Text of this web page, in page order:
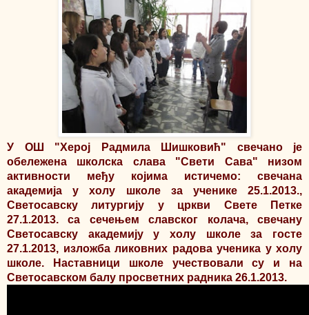
У ОШ "Херој Радмила Шишковић" свечано је
обележена школска слава "Свети Сава" низом
активности међу којима истичемо: свечана
академија у холу школе за ученике 25.1.2013.,
Светосавску литургију у цркви Свете Петке
27.1.2013. са сечењем славског колача, свечану
Светосавску академију у холу школе за госте
27.1.2013, изложба ликовних радова ученика у холу
школе. Наставници школе учествовали су и на
Светосавском балу просветних радника 26.1.2013.